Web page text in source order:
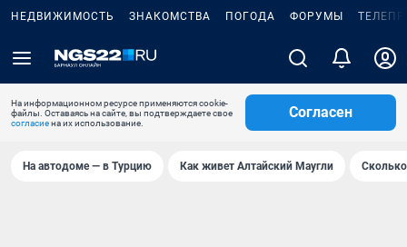
НЕДВИЖИМОСТЬ ЗНАКОМСТВА ПОГОДА ФОРУМЫ
На информационном ресурсе применяются cookie-
файлы. Оставаясь на сайте, вы подтверждаете свое
согласиена их использование.
Согласен
На автодоме — в Турцию Как живет Алтайский Маугли